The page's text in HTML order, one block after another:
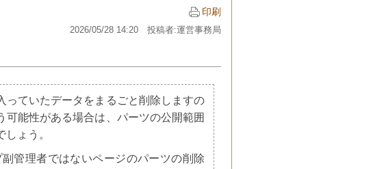
印刷
2026/05/28 14:20 投稿者:運営事務局
っていたデータをまるごと削除しますの
能性がある場合は、パーツの公開範囲
ょう。
管理者ではないページのパーツの削除